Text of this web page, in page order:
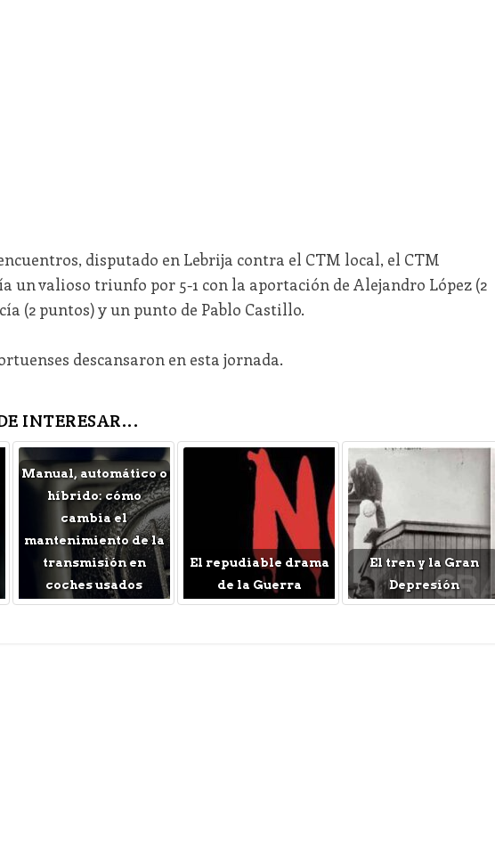
disputado en Lebrija contra el CTM local, el CTM
un valioso triunfo por 5-1 con la aportación de Alejandro López (2
(2 puntos) y un punto de Pablo Castillo.
descansaron en esta jornada.
INTERESAR...
Manual, automático o
híbrido: cómo
cambia el
mantenimiento de la
transmisión en
coches usados
El repudiable drama
de la Guerra
El tren y la Gran
Depresión